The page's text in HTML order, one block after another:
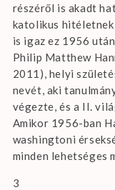
részéről is akadt
katolikus
is igaz ez 1956
Philip Matthew
2011), helyi
nevét, aki
végezte, és a II.
Amikor 1956-ban
washingtoni
minden lehetséges
3